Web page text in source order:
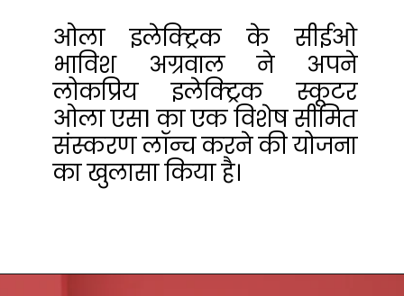
ओला इलेक्ट्रिक के सीईओ
भाविश अग्रवाल ने अपने
लोकप्रिय इलेक्ट्रिक स्कूटर
ओला एस1 का एक विशेष सीमित
संस्करण लॉन्च करने की योजना
का खुलासा किया है।